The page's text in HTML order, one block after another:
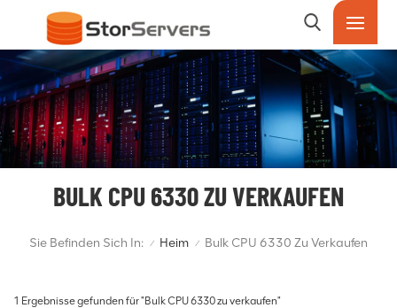
BULK CPU 6330 ZU VERKAUFEN
Sie Befinden Sich In: / Heim / Bulk CPU 6330 Zu Verkaufen
1 Ergebnisse gefunden für "Bulk CPU 6330 zu verkaufen"